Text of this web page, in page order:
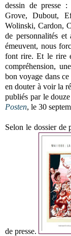
dessin de presse
Grove, Dubout,
Wolinski, Cardon,
de personnalités
émeuvent, nous
font rire. Et le rire
compréhension,
bon voyage dans
en douter à voir la
publiés par le
Posten, le 30
Selon le dossier de
de presse.